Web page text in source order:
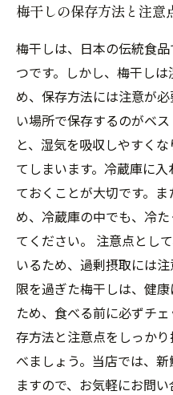
梅干しの保存方法と注意
梅干しは、日本の伝統食
つです。しかし、梅干し
め、保存方法には注意が
い場所で保存するのがベ
と、湿気を吸収しやすく
てしまいます。冷蔵庫に
ておくことが大切です。
め、冷蔵庫の中でも、冷
てください。 注意点とし
いるため、過剰摂取には
限を過ぎた梅干しは、健
ため、食べる前に必ずチ
存方法と注意点をしっか
べましょう。当店では、
ますので、お気軽にお問い